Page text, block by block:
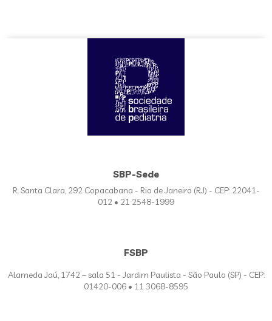
SBP-Sede
R. Santa Clara, 292 Copacabana - Rio de Janeiro (RJ) - CEP: 22041-
012 • 21 2548-1999
FSBP
Alameda Jaú, 1742 – sala 51 - Jardim Paulista - São Paulo (SP) - CEP:
01420-006 • 11 3068-8595